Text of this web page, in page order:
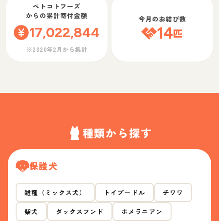
ペトコトフーズ
からの累計寄付金額
17,022,844
※2020年2月から集計
今月のお結び数
14匹
種類から探す
保護犬
雑種（ミックス犬） トイプードル チワワ
柴犬 ダックスフンド ポメラニアン